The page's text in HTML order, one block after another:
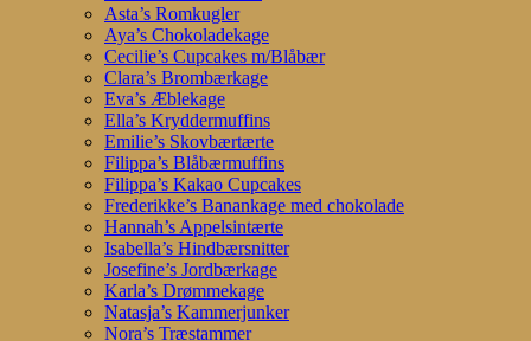
Asta’s Romkugler
Aya’s Chokoladekage
Cecilie’s Cupcakes m/Blåbær
Clara’s Brombærkage
Eva’s Æblekage
Ella’s Kryddermuffins
Emilie’s Skovbærtærte
Filippa’s Blåbærmuffins
Filippa’s Kakao Cupcakes
Frederikke’s Banankage med chokolade
Hannah’s Appelsintærte
Isabella’s Hindbærsnitter
Josefine’s Jordbærkage
Karla’s Drømmekage
Natasja’s Kammerjunker
Nora’s Træstammer